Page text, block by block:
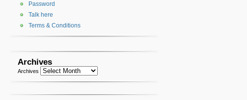
Password
Talk here
Terms & Conditions
Archives
Archives